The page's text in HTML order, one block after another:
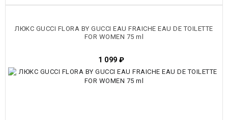
ЛЮКС GUCCI FLORA BY GUCCI EAU FRAICHE EAU DE TOILETTE
FOR WOMEN 75 ml
1 099 ₽